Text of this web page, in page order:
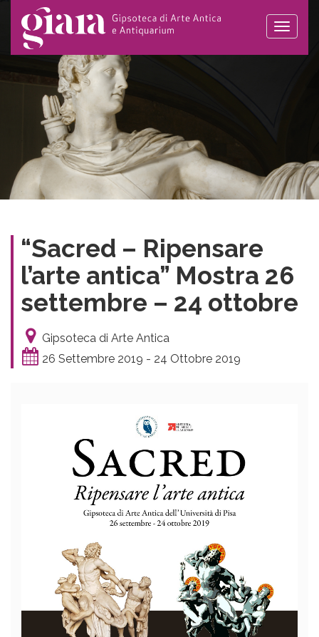
Toggle
“Sacred – Ripensare
l’arte antica” Mostra 26
settembre – 24 ottobre
Gipsoteca di Arte Antica
26 Settembre 2019 - 24 Ottobre 2019